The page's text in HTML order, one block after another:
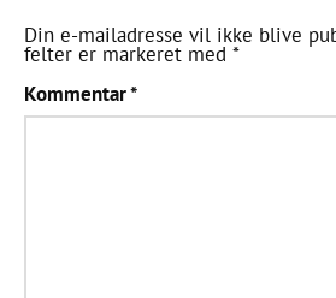
Din e-mailadresse vil ikke blive
felter er markeret med*
Kommentar*